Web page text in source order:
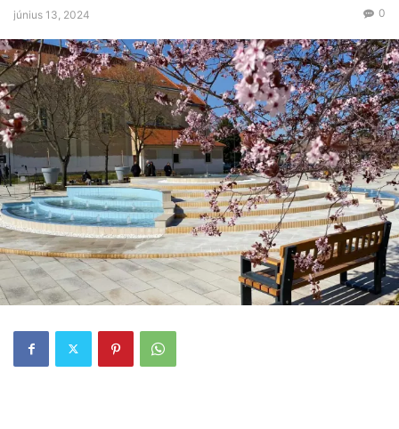
június 13, 2024 0